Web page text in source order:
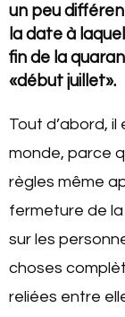
un peu
la date à
fin de la
«début juillet».
Tout d’abord,
monde, parce
règles même
fermeture de
sur les
choses
reliées entre